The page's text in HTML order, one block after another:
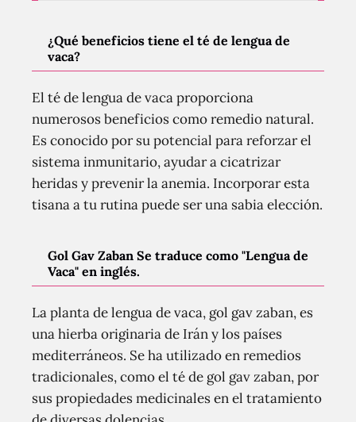
¿Qué beneficios tiene el té de lengua de
vaca?
El té de lengua de vaca proporciona
numerosos beneficios como remedio natural.
Es conocido por su potencial para reforzar el
sistema inmunitario, ayudar a cicatrizar
heridas y prevenir la anemia. Incorporar esta
tisana a tu rutina puede ser una sabia elección.
Gol Gav Zaban Se traduce como "Lengua de
Vaca" en inglés.
La planta de lengua de vaca, gol gav zaban, es
una hierba originaria de Irán y los países
mediterráneos. Se ha utilizado en remedios
tradicionales, como el té de gol gav zaban, por
sus propiedades medicinales en el tratamiento